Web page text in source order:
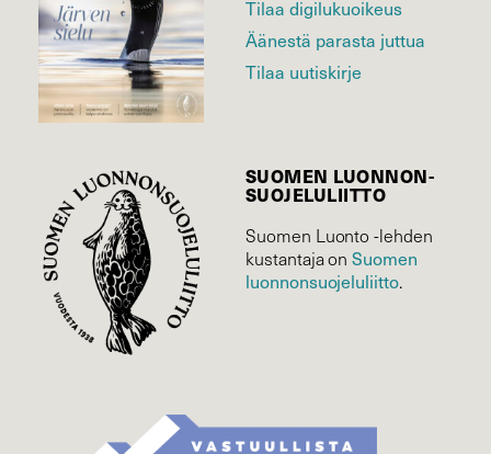
Tilaa digilukuoikeus
Äänestä parasta juttua
Tilaa uutiskirje
SUOMEN LUONNON­
SUOJELU­LIITTO
Suomen Luonto -lehden
kustantaja onSuomen
luonnonsuojelu­liitto.